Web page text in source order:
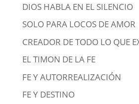
DIOS HABLA EN EL SILENCIO
SOLO PARA LOCOS DE AMOR
CREADOR DE TODO LO QUE
EL TIMON DE LA FE
FE Y AUTORREALIZACIÓN
FE Y DESTINO